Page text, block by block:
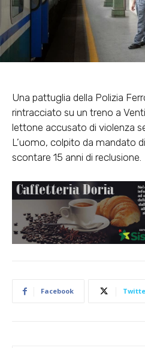
Una pattuglia della Polizia
rintracciato su un treno a
lettone accusato di violenza
L’uomo, colpito da mandato
scontare 15 anni di reclusione.
Facebook